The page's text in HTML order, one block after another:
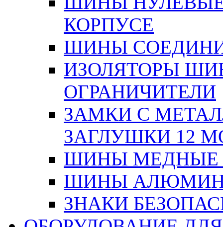
КОРПУСЕ
ШИНЫ
ИЗОЛЯТОРЫ
ОГРАНИЧИТЕЛИ
ЗАМКИ С
ЗАГЛУШКИ 12
ШИНЫ МЕДНЫЕ
ШИНЫ
ЗНАКИ